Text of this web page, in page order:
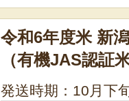
令和6年度米 新
（有機JAS認証
発送時期：10月下